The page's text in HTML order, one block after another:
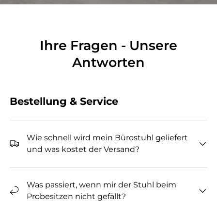
Ihre Fragen - Unsere
Antworten
Bestellung & Service
Wie schnell wird mein Bürostuhl geliefert
und was kostet der Versand?
Was passiert, wenn mir der Stuhl beim
Probesitzen nicht gefällt?